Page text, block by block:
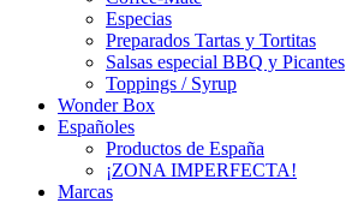
Especias
Preparados Tartas y Tortitas
Salsas especial BBQ y Picantes
Toppings / Syrup
Wonder Box
Españoles
Productos de España
¡ZONA IMPERFECTA!
Marcas